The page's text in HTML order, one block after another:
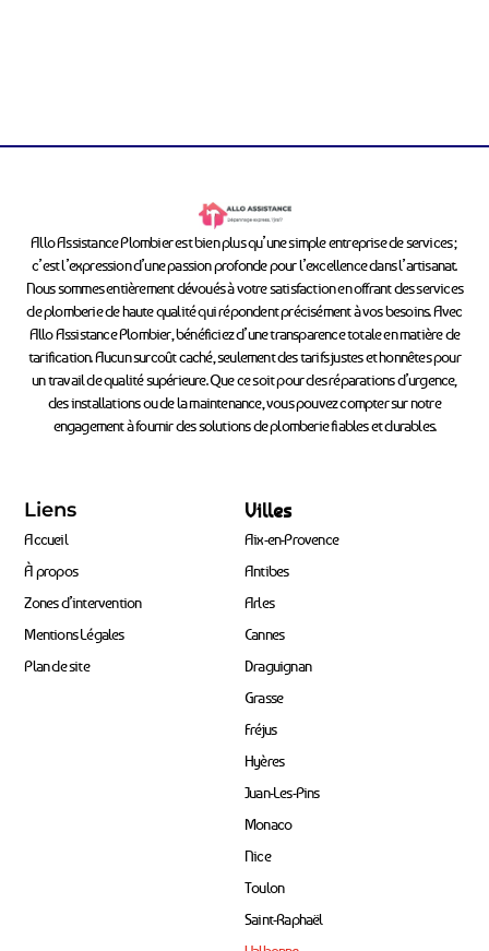
Allo Assistance Plombier est bien plus qu’une simple entreprise de services ;
c’est l’expression d’une passion profonde pour l’excellence dans l’artisanat.
Nous sommes entièrement dévoués à votre satisfaction en offrant des services
de plomberie de haute qualité qui répondent précisément à vos besoins. Avec
Allo Assistance Plombier, bénéficiez d’une transparence totale en matière de
tarification. Aucun surcoût caché, seulement des tarifs justes et honnêtes pour
un travail de qualité supérieure. Que ce soit pour des réparations d’urgence,
des installations ou de la maintenance, vous pouvez compter sur notre
engagement à fournir des solutions de plomberie fiables et durables.
Liens
Accueil
À propos
Zones d’intervention
Mentions Légales
Plan de site
Villes
Aix-en-Provence
Antibes
Arles
Cannes
Draguignan
Grasse
Fréjus
Hyères
Juan-Les-Pins
Monaco
Nice
Toulon
Saint-Raphaël